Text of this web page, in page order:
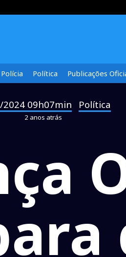
Polícia Política Publicações
2024 09h07min Política
2 anos atrás